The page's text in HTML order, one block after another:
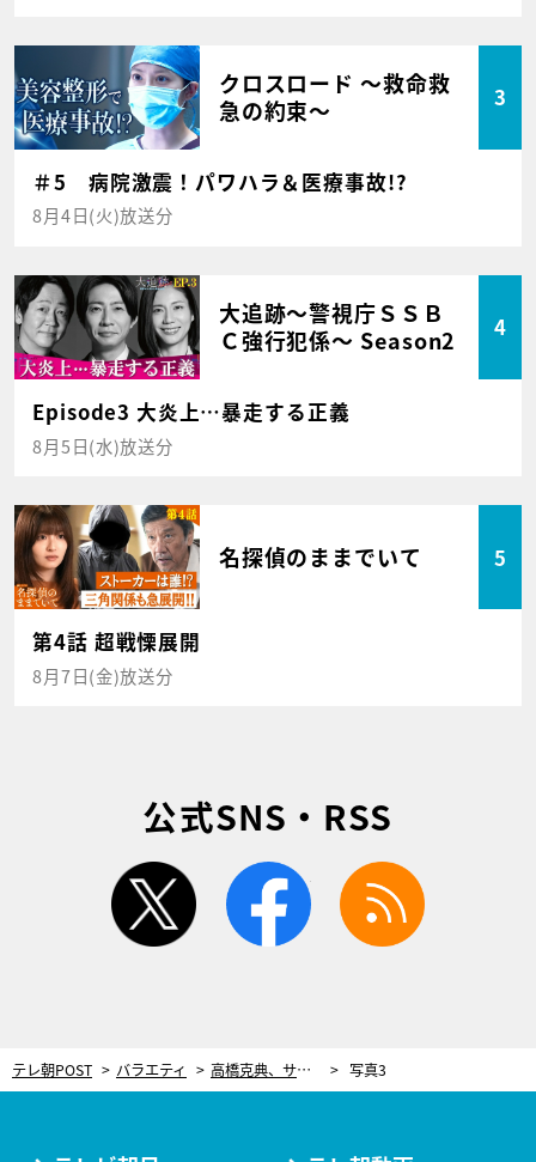
クロスロード ～救命救
急の約束～
3
＃5 病院激震！パワハラ＆医療事故!?
8月4日(火)放送分
大追跡～警視庁ＳＳＢ
Ｃ強行犯係～ Season2
4
Episode3 大炎上…暴走する正義
8月5日(水)放送分
名探偵のままでいて 5
第4話 超戦慄展開
8月7日(金)放送分
公式SNS・RSS
twitter facebook
テレ朝POST バラエティ 高橋克典、サンド＆キスマイと共に母校・青山学院へ！「どうしてもやりたかった」恩返しを実現 写真3